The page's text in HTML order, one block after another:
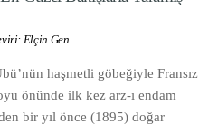
Elçin Gen
haşmetli göbeğiyle Fransız
önünde ilk kez arz-ı endam
bir yıl önce (1895) doğar